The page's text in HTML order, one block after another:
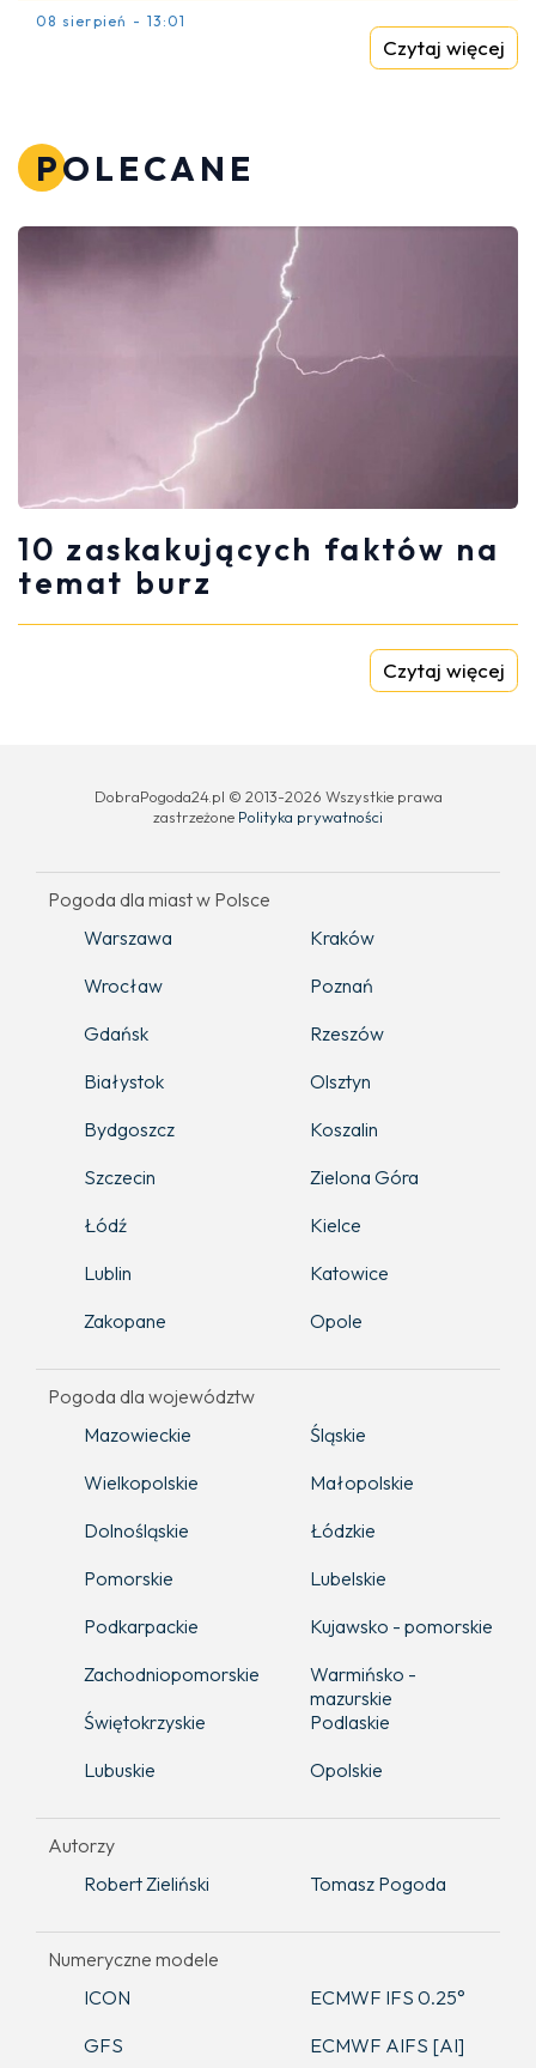
08 sierpień - 13:01
Czytaj więcej
POLECANE
10 zaskakujących faktów na
temat burz
Czytaj więcej
DobraPogoda24.pl © 2013-2026 Wszystkie prawa
zastrzeżone Polityka prywatności
Pogoda dla miast w Polsce
Warszawa
Kraków
Wrocław
Poznań
Gdańsk
Rzeszów
Białystok
Olsztyn
Bydgoszcz
Koszalin
Szczecin
Zielona Góra
Łódź
Kielce
Lublin
Katowice
Zakopane
Opole
Pogoda dla województw
Mazowieckie
Śląskie
Wielkopolskie
Małopolskie
Dolnośląskie
Łódzkie
Pomorskie
Lubelskie
Podkarpackie
Kujawsko - pomorskie
Zachodniopomorskie
Warmińsko -
mazurskie
Świętokrzyskie
Podlaskie
Lubuskie
Opolskie
Autorzy
Robert Zieliński
Tomasz Pogoda
Numeryczne modele
ICON
ECMWF IFS 0.25°
GFS
ECMWF AIFS [AI]